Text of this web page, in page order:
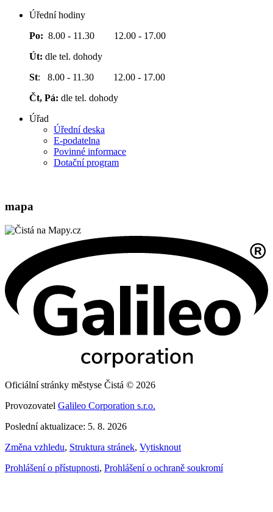
Úřední hodiny
Po: 8.00 - 11.30 12.00 - 17.00
Út: dle tel. dohody
St: 8.00 - 11.30 12.00 - 17.00
Čt, Pá: dle tel. dohody
Úřad
Úřední deska
E-podatelna
Povinné informace
Dotační program
mapa
Oficiální stránky městyse Čistá © 2026
Provozovatel Galileo Corporation s.r.o.
Poslední aktualizace: 5. 8. 2026
Změna vzhledu, Struktura stránek, Vytisknout
Prohlášení o přístupnosti, Prohlášení o ochraně soukromí